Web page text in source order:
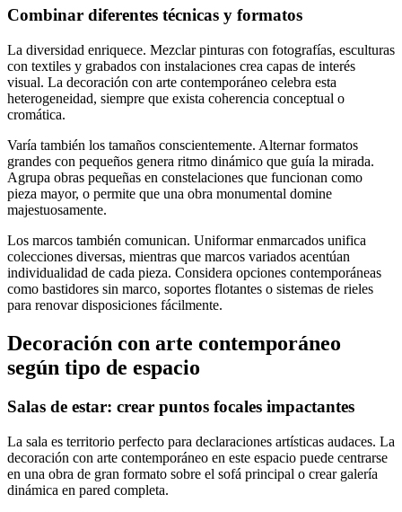
Combinar diferentes técnicas y formatos
La diversidad enriquece. Mezclar pinturas con fotografías, esculturas
con textiles y grabados con instalaciones crea capas de interés
visual. La decoración con arte contemporáneo celebra esta
heterogeneidad, siempre que exista coherencia conceptual o
cromática.
Varía también los tamaños conscientemente. Alternar formatos
grandes con pequeños genera ritmo dinámico que guía la mirada.
Agrupa obras pequeñas en constelaciones que funcionan como
pieza mayor, o permite que una obra monumental domine
majestuosamente.
Los marcos también comunican. Uniformar enmarcados unifica
colecciones diversas, mientras que marcos variados acentúan
individualidad de cada pieza. Considera opciones contemporáneas
como bastidores sin marco, soportes flotantes o sistemas de rieles
para renovar disposiciones fácilmente.
Decoración con arte contemporáneo
según tipo de espacio
Salas de estar: crear puntos focales impactantes
La sala es territorio perfecto para declaraciones artísticas audaces. La
decoración con arte contemporáneo en este espacio puede centrarse
en una obra de gran formato sobre el sofá principal o crear galería
dinámica en pared completa.